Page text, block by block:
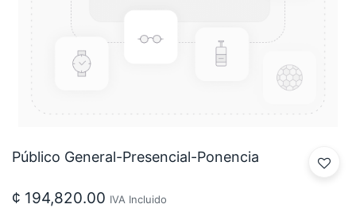
Público General-Presencial-Ponencia
¢ 194,820.00 IVA Incluido